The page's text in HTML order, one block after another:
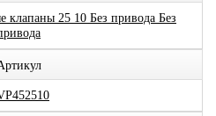
клапаны 25 10 Без привода Без